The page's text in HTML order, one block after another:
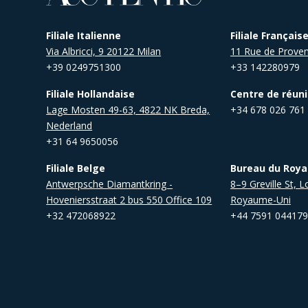
Filiale Italienne
Via Albricci, 9 20122 Milan
+39 0249751300
Filiale
11 Rue de
+33 142280979
Filiale Hollandaise
Lage Mosten 49-63, 4822 NK Breda,
Nederland
+31 64 9650056
Centre de
+34 678 026 761
Filiale Belge
Antwerpsche Diamantkring -
Hoveniersstraat 2 bus 550 Office 109
+32 472068922
Bureau du
8–9 Greville St,
Royaume-Uni
+44 7591 044179